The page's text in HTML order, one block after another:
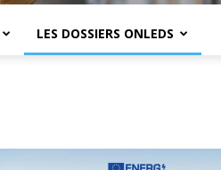
LES DOSSIERS ONLEDS